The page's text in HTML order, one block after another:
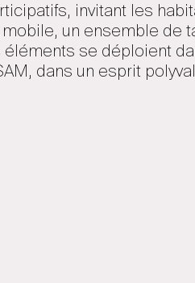
invitant les
un ensemble de
se déploient
dans un esprit